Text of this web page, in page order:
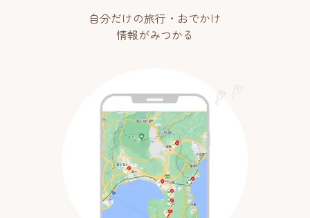
自分だけの旅行・おでかけ
情報がみつかる